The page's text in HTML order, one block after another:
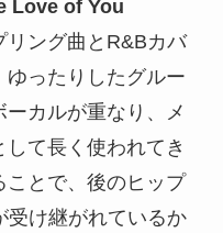
Love of You
リング曲とR&Bカバ
ったりしたグルー
カルが重なり、メ
て長く使われてき
ことで、後のヒップ
受け継がれているか